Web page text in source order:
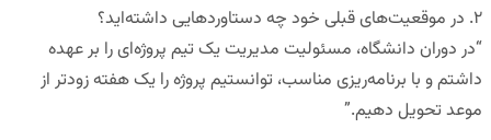
۲. در موقعیت‌های قبلی خود چه دستاوردهایی داشته‌اید؟
“در دوران دانشگاه، مسئولیت مدیریت یک تیم پروژه‌ای را بر عهده
داشتم و با برنامه‌ریزی مناسب، توانستیم پروژه را یک هفته زودتر از
موعد تحویل دهیم.”